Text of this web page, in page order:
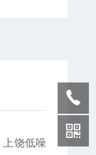
上饶低噪